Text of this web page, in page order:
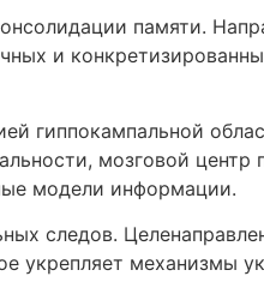
памяти.
и
гиппокампальной
мозговой центр
модели информации.
следов.
укрепляет механизмы